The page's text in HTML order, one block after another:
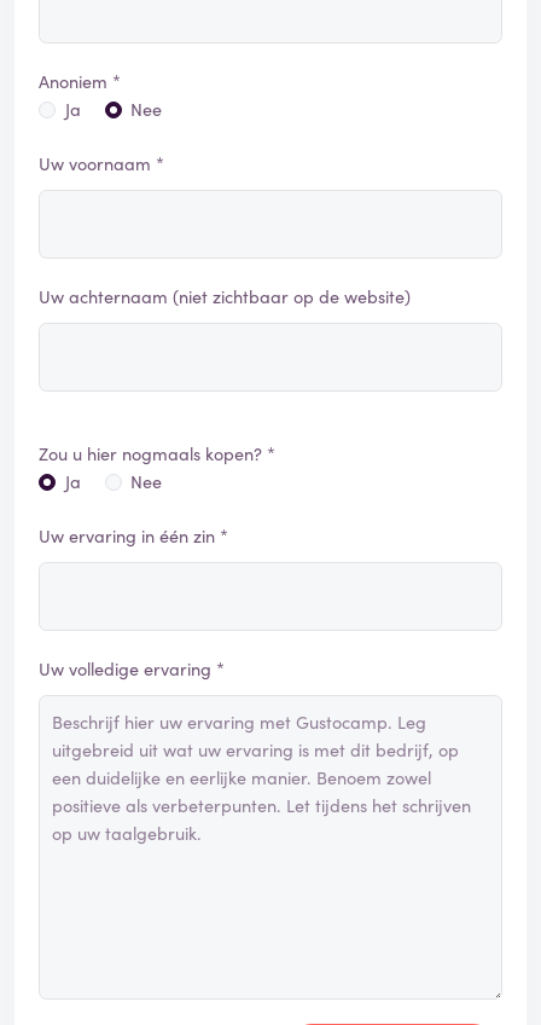
Anoniem *
Ja
Nee
Uw voornaam *
Uw achternaam (niet zichtbaar op de website)
Zou u hier nogmaals kopen? *
Ja
Nee
Uw ervaring in één zin *
Uw volledige ervaring *